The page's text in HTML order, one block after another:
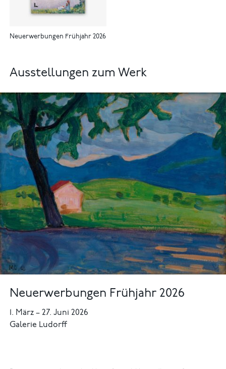
Neuerwerbungen Frühjahr 2026
Ausstellungen zum Werk
Neuerwerbungen Frühjahr 2026
1. März–27. Juni 2026
Galerie Ludorff